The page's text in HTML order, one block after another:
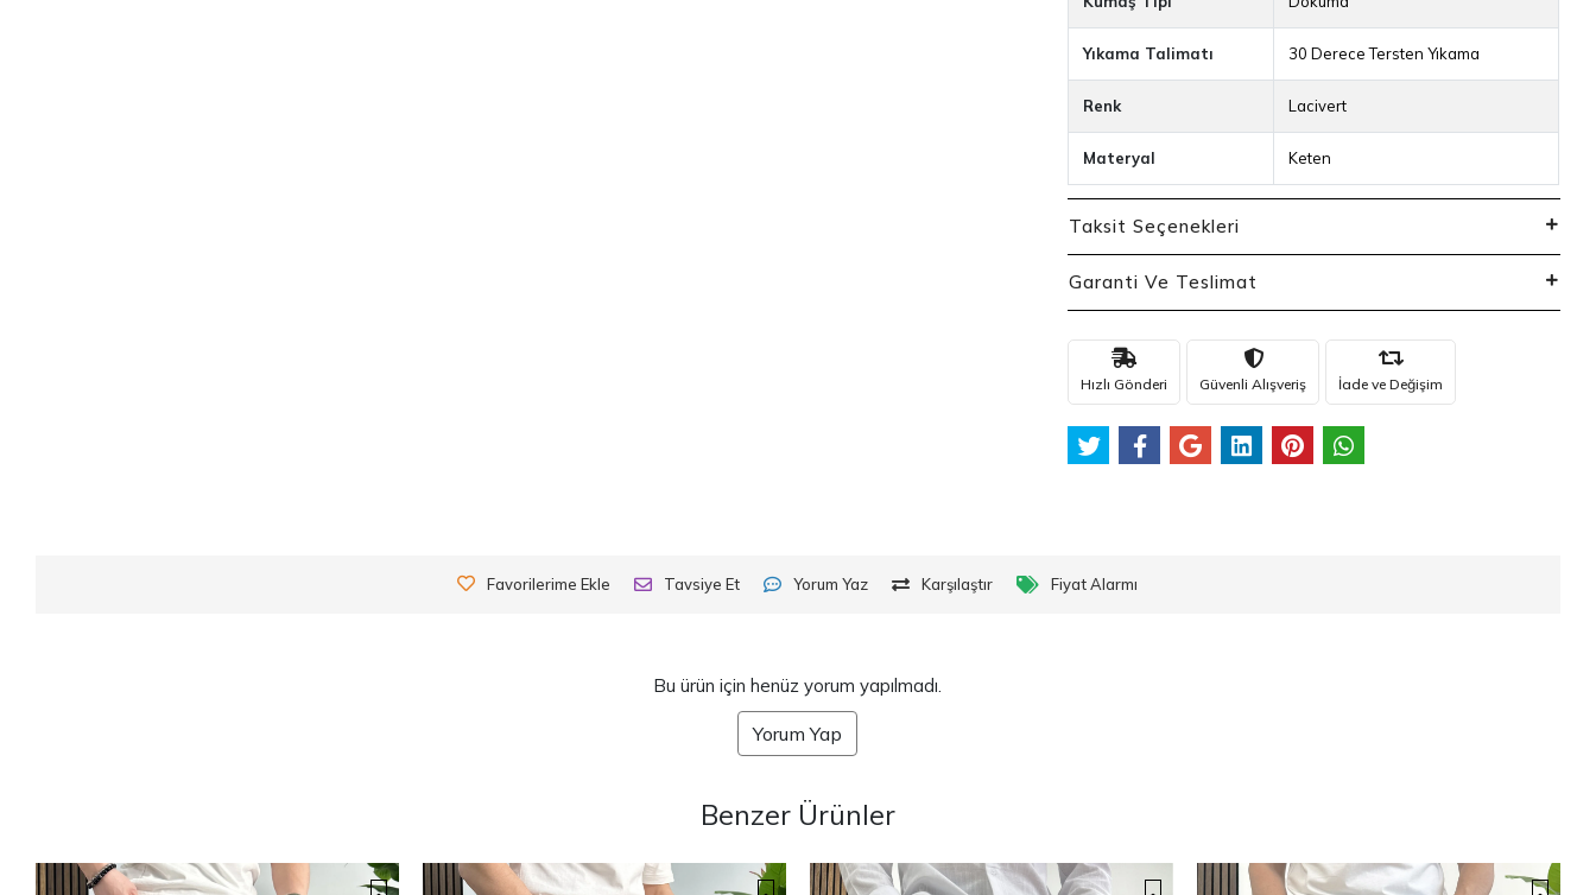
Yıkama Talimatı 30 Derece Tersten Yıkama
Renk Lacivert
Materyal Keten
Taksit Seçenekleri
Garanti Ve Teslimat
Hızlı Gönderi Güvenli Alışveriş İade ve Değişim
Favorilerime Ekle Tavsiye Et Yorum Yaz Karşılaştır Fiyat Alarmı
Bu ürün için henüz yorum yapılmadı.
Yorum Yap
Benzer Ürünler